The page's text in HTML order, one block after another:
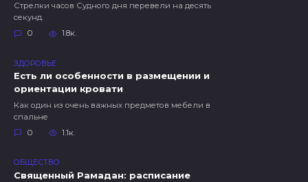
Стрелки часов Судного дня перевели на десять
секунд.
0
1.8к.
ЗДОРОВЬЕ
Есть ли особенности в размещении и
ориентации кровати
Как один из очень важных предметов мебели в
спальне
0
1.1к.
ОБЩЕСТВО
Священный Рамадан: расписание